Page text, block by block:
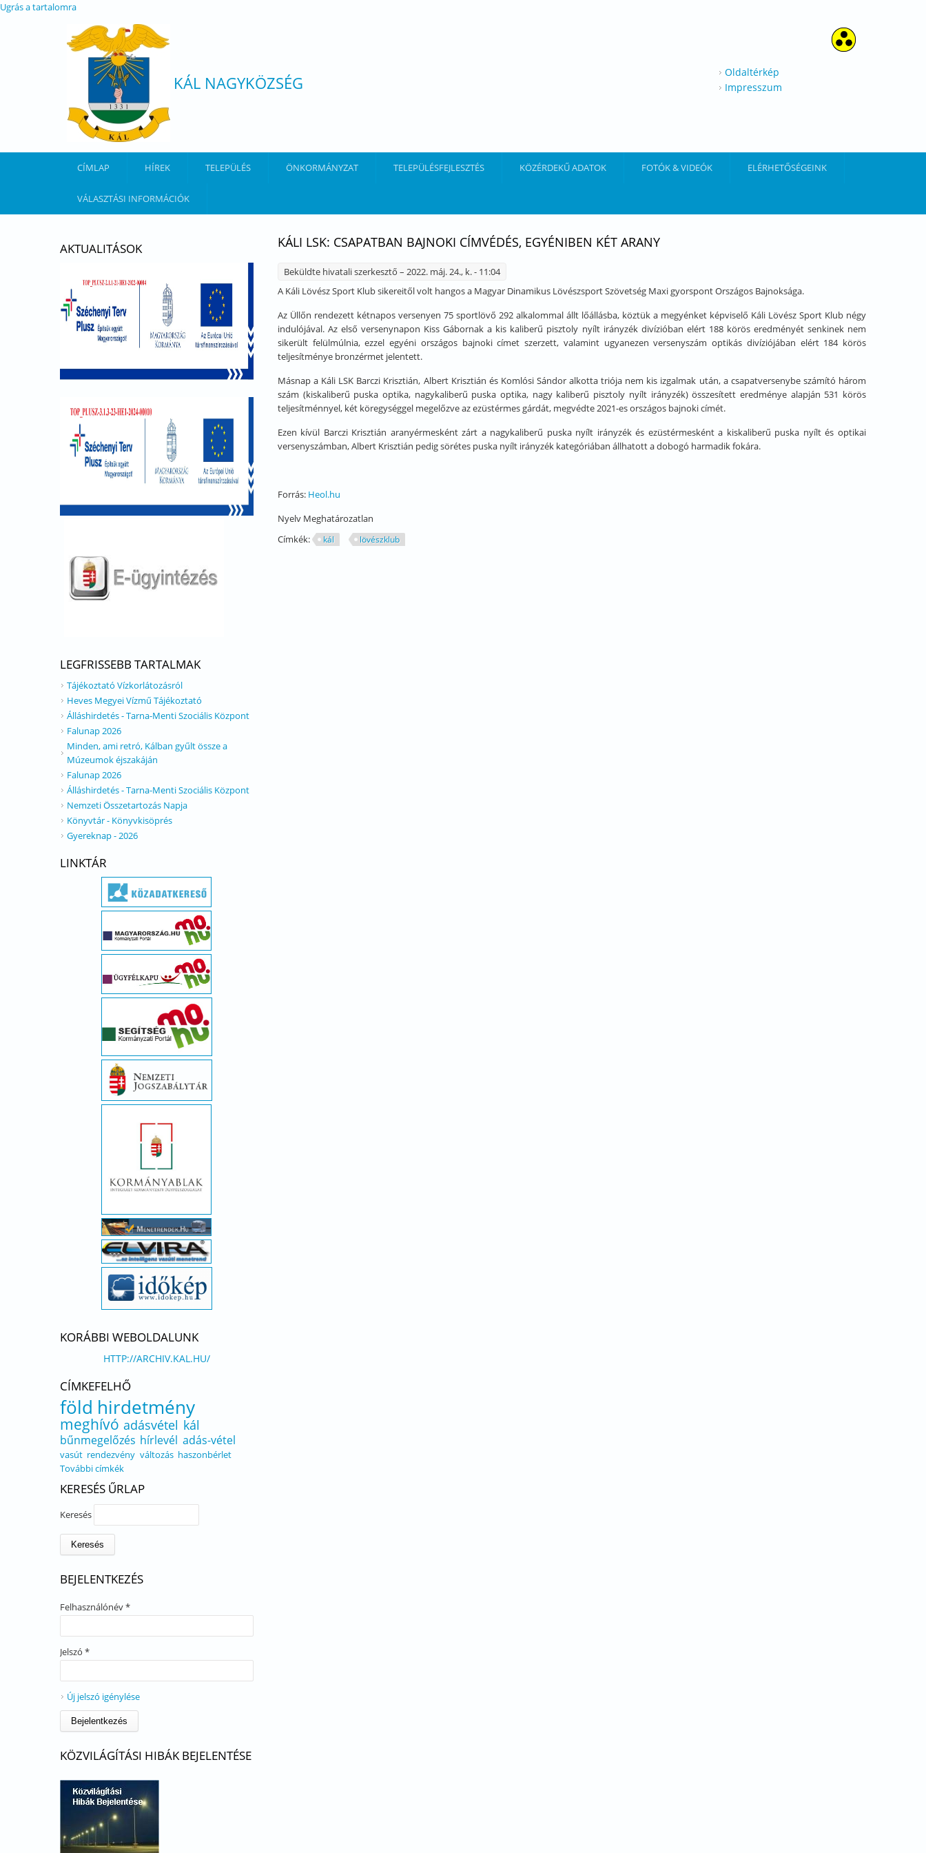
Ugrás a tartalomra
KÁL NAGYKÖZSÉG
Oldaltérkép
Impresszum
CÍMLAP HÍREK TELEPÜLÉS ÖNKORMÁNYZAT TELEPÜLÉSFEJLESZTÉS KÖZÉRDEKŰ ADATOK FOTÓK & VIDEÓK ELÉRHETŐSÉGEINK
VÁLASZTÁSI INFORMÁCIÓK
KÁLI LSK: CSAPATBAN BAJNOKI CÍMVÉDÉS, EGYÉNIBEN KÉT ARANY
Beküldte hivatali szerkesztő – 2022. máj. 24., k. - 11:04
A Káli Lövész Sport Klub sikereitől volt hangos a Magyar Dinamikus Lövészsport Szövetség Maxi gyorspont Országos Bajnoksága.
Az Üllőn rendezett kétnapos versenyen 75 sportlövő 292 alkalommal állt lőállásba, köztük a megyénket képviselő Káli Lövész Sport Klub négy
indulójával. Az első versenynapon Kiss Gábornak a kis kaliberű pisztoly nyílt irányzék divízióban elért 188 körös eredményét senkinek nem
sikerült felülmúlnia, ezzel egyéni országos bajnoki címet szerzett, valamint ugyanezen versenyszám optikás divíziójában elért 184 körös
teljesítménye bronzérmet jelentett.
Másnap a Káli LSK Barczi Krisztián, Albert Krisztián és Komlósi Sándor alkotta triója nem kis izgalmak után, a csapatversenybe számító három
szám (kiskaliberű puska optika, nagykaliberű puska optika, nagy kaliberű pisztoly nyílt irányzék) összesített eredménye alapján 531 körös
teljesítménnyel, két köregységgel megelőzve az ezüstérmes gárdát, megvédte 2021-es országos bajnoki címét.
Ezen kívül Barczi Krisztián aranyérmesként zárt a nagykaliberű puska nyílt irányzék és ezüstérmesként a kiskaliberű puska nyílt és optikai
versenyszámban, Albert Krisztián pedig sörétes puska nyílt irányzék kategóriában állhatott a dobogó harmadik fokára.
Forrás: Heol.hu
Nyelv Meghatározatlan
Címkék:
kál lövészklub
AKTUALITÁSOK
LEGFRISSEBB TARTALMAK
Tájékoztató Vízkorlátozásról
Heves Megyei Vízmű Tájékoztató
Álláshirdetés - Tarna-Menti Szociális Központ
Falunap 2026
Minden, ami retró, Kálban gyűlt össze a
Múzeumok éjszakáján
Falunap 2026
Álláshirdetés - Tarna-Menti Szociális Központ
Nemzeti Összetartozás Napja
Könyvtár - Könyvkisöprés
Gyereknap - 2026
LINKTÁR
KORÁBBI WEBOLDALUNK
HTTP://ARCHIV.KAL.HU/
CÍMKEFELHŐ
föld hirdetmény
meghívó adásvétel kál
bűnmegelőzés hírlevél adás-vétel
vasút rendezvény változás haszonbérlet
További címkék
KERESÉS ŰRLAP
Keresés
BEJELENTKEZÉS
Felhasználónév*
Jelszó *
Új jelszó igénylése
KÖZVILÁGÍTÁSI HIBÁK BEJELENTÉSE